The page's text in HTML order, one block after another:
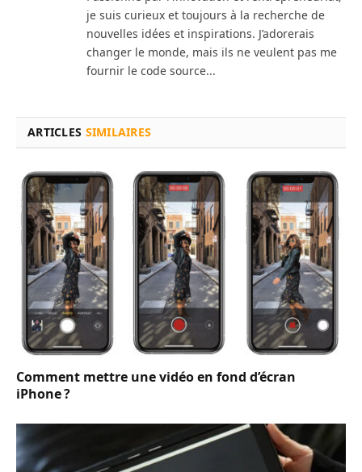
je suis curieux et toujours à la recherche de
nouvelles idées et inspirations. J’adorerais
changer le monde, mais ils ne veulent pas me
fournir le code source...
ARTICLES SIMILAIRES
Comment mettre une vidéo en fond d’écran
iPhone ?